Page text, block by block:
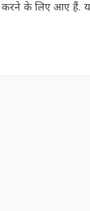
करने के लिए आए हैं.